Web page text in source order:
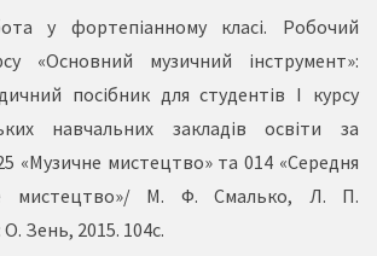
у фортепіанному класі. Робочий
«Основний музичний інструмент»:
посібник для студентів I курсу
навчальних закладів освіти за
«Музичне мистецтво» та 014 «Середня
мистецтво»/ М. Ф. Смалько, Л. П.
Зень, 2015. 104с.